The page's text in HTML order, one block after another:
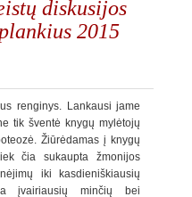
diskusijos
2015
renginys. Lankausi jame
tik šventė knygų mylėtojų
Žiūrėdamas į knygų
čia sukaupta žmonijos
iki kasdieniškiausių
įvairiausių minčių bei